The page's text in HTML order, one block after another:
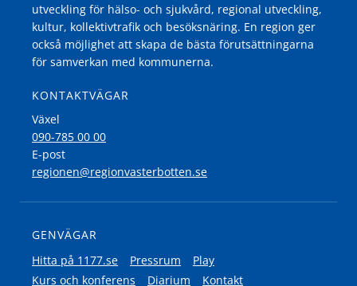
utveckling för hälso- och sjukvård, regional utveckling,
kultur, kollektivtrafik och besöksnäring. En region ger
också möjlighet att skapa de bästa förutsättningarna
för samverkan med kommunerna.
KONTAKTVÄGAR
Växel
090-785 00 00
E-post
regionen@regionvasterbotten.se
GENVÄGAR
Hitta på 1177.se
Pressrum
Play
Kurs och konferens
Diarium Kontakt